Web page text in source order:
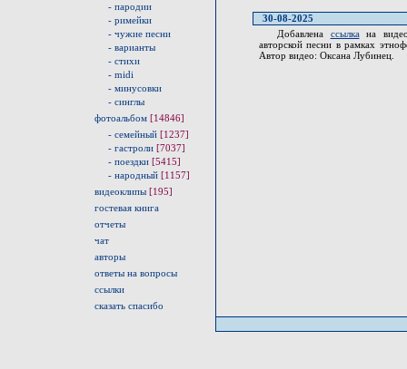
- пародии
- римейки
- чужие песни
- варианты
- стихи
- midi
- минусовки
- синглы
фотоальбом [14846]
- семейный [1237]
- гастроли [7037]
- поездки [5415]
- народный [1157]
видеоклипы [195]
гостевая книга
отчеты
чат
авторы
ответы на вопросы
ссылки
сказать спасибо
30-08-2025
Добавлена ссылкана
авторской песни в рамках
Автор видео: Оксана Лубинец.